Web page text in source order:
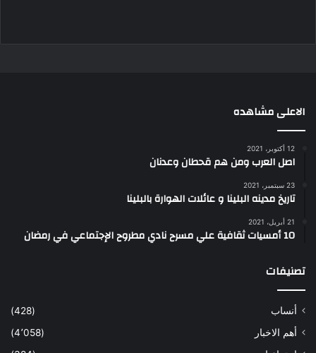
الاعلى مشاهده
12 أكتوبر، 2021
اصل العرب ومن هم قحطان وعدنان
23 سبتمبر، 2021
تاريخ مدينه البلينا و عائلات الهوارة بالبلينا
21 أبريل، 2021
10 أمسيات ثقافية علي مسرح نادي مطروح الإجتماعي في رمضان
تصنيفات
أنساب
(428)
أهم الاخبار
(4٬058)